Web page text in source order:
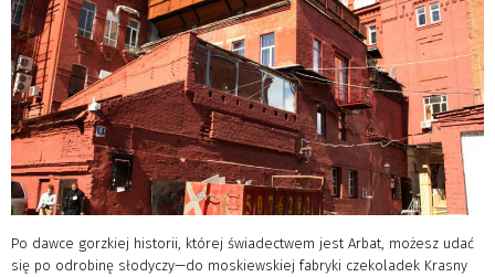
Po dawce gorzkiej historii, której świadectwem jest Arbat, możesz udać
się po odrobinę słodyczy—do moskiewskiej fabryki czekoladek Krasny